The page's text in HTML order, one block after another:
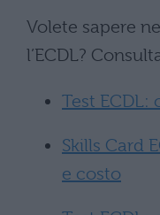
Volete sapere
l’ECDL?
Test ECDL:
Skills Card
e costo